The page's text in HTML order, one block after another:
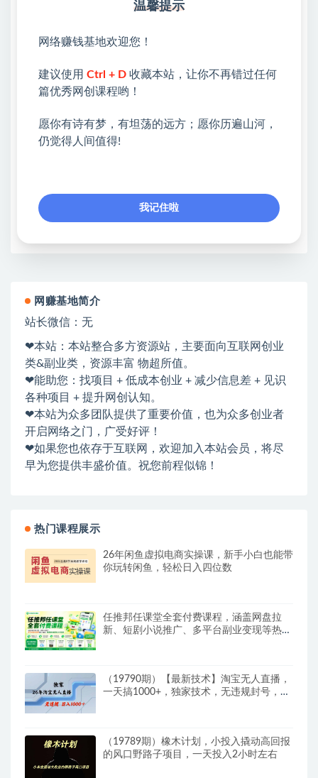
30.34节：三频共震第三第四场怎么做.mp4
①：点击右上角【 】三个点
③：点击右上方【登录】领取
收藏 海报 链接
网赚基地简介
站长微信：无
❤本站：本站整合多方资源站，主要面向互联网创业
类&副业类，资源丰富 物超所值。
❤能助您：找项目 + 低成本创业 + 减少信息差 + 见识
各种项目 + 提升网创认知。
❤本站为众多团队提供了重要价值，也为众多创业者
开启网络之门，广受好评！
❤如果您也依存于互联网，欢迎加入本站会员，将尽
早为您提供丰盛价值。祝您前程似锦！
热门课程展示
26年闲鱼虚拟电商实操课，新手小白也能带
你玩转闲鱼，轻松日入四位数
任推邦任课堂全套付费课程，涵盖网盘拉
新、短剧小说推广、多平台副业变现等热门
（19790期）【最新技术】淘宝无人直播，
一天搞1000+，独家技术，无违规封号，可
（19789期）橡木计划，小投入撬动高回报
的风口野路子项目，一天投入2小时左右
温馨提示
网络赚钱基地欢迎您！
建议使用 Ctrl + D 收藏本站，让你不再错过任何
篇优秀网创课程哟！
愿你有诗有梦，有坦荡的远方；愿你历遍山河，
仍觉得人间值得!
我记住啦